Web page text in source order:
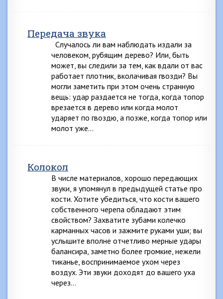
Передача звука
Случалось ли вам наблюдать издали за
человеком, рубящим дерево? Или, быть
может, вы следили за тем, как вдали от вас
работает плотник, вколачивая гвозди? Вы
могли заметить при этом очень странную
вещь: удар раздается не тогда, когда топор
врезается в дерево или когда молот
ударяет по гвоздю, а позже, когда топор или
молот уже…
Колокол
В числе материалов, хорошо передающих
звуки, я упомянул в предыдущей статье про
кости. Хотите убедиться, что кости вашего
собственного черепа обладают этим
свойством? Захватите зубами колечко
карманных часов и зажмите руками уши; вы
услышите вполне отчетливо мерные удары
балансира, заметно более громкие, нежели
тиканье, воспринимаемое ухом через
воздух. Эти звуки доходят до вашего уха
через…